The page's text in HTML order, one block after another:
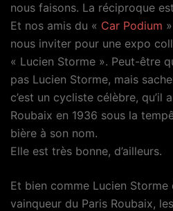
nous faisons. La réciproque
Et nos amis du « Car Podium
nous inviter pour une expo
« Lucien Storme ». Peut-être
pas Lucien Storme, mais
c’est un cycliste célèbre, qu’il
Roubaix en 1936 sous la
bière à son nom.
Elle est très bonne, d’ailleurs.
Et bien comme Lucien
vainqueur du Paris Roubaix,